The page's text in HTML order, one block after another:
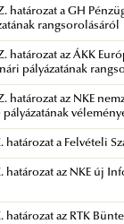
határozat a GH
rangsorolásáról
határozat az ÁKK
pályázatának
határozat az NKE
határozat a Felvételi
határozat az NKE új
határozat az RTK